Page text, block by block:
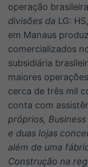
operação
divisões da LG:
em Manaus
comercializados
subsidiária
maiores
cerca de três mil
conta com
próprios,
e duas lojas
além de uma
Construção na